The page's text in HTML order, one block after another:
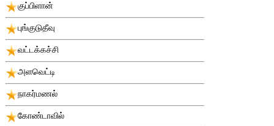
குப்பிளான்
புங்குடுதீவு
வட்டக்கச்சி
அளவெட்டி
நாகர்மணல்
கோண்டாவில்